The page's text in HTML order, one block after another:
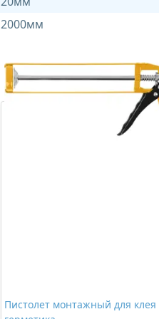
2000мм
Пистолет монтажный для клея